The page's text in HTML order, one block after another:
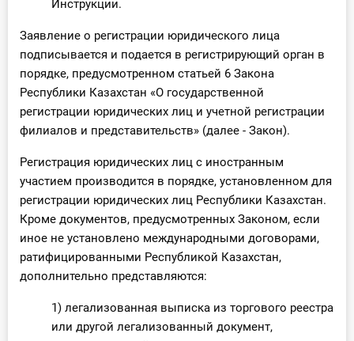
Инструкции.
Заявление о регистрации юридического лица
подписывается и подается в регистрирующий орган в
порядке, предусмотренном статьей 6 Закона
Республики Казахстан «О государственной
регистрации юридических лиц и учетной регистрации
филиалов и представительств» (далее - Закон).
Регистрация юридических лиц с иностранным
участием производится в порядке, установленном для
регистрации юридических лиц Республики Казахстан.
Кроме документов, предусмотренных Законом, если
иное не установлено международными договорами,
ратифицированными Республикой Казахстан,
дополнительно представляются:
1) легализованная выписка из торгового реестра
или другой легализованный документ,